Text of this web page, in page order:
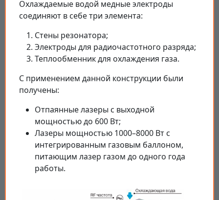
Охлаждаемые водой медные электроды
соединяют в себе три элемента:
Стены резонатора;
Электроды для радиочастотного разряда;
Теплообменник для охлаждения газа.
С применением данной конструкции были
получены:
Отпаянные лазеры с выходной
мощностью до 600 Вт;
Лазеры мощностью 1000–8000 Вт с
интегрированным газовым баллоном,
питающим лазер газом до одного года
работы.